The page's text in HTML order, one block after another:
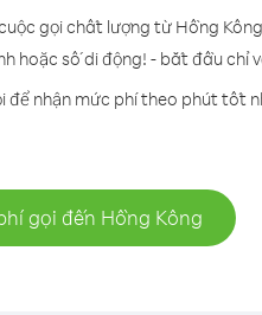
gọi chất lượng từ Hồng
hoặc số di động! - bắt đầu chỉ
để nhận mức phí theo phút tốt
gọi đến Hồng Kông